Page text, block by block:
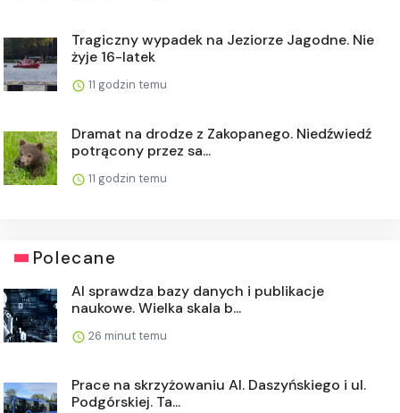
Tragiczny wypadek na Jeziorze Jagodne. Nie
żyje 16-latek
11 godzin temu
Dramat na drodze z Zakopanego. Niedźwiedź
potrącony przez sa...
11 godzin temu
Polecane
AI sprawdza bazy danych i publikacje
naukowe. Wielka skala b...
26 minut temu
Prace na skrzyżowaniu Al. Daszyńskiego i ul.
Podgórskiej. Ta...